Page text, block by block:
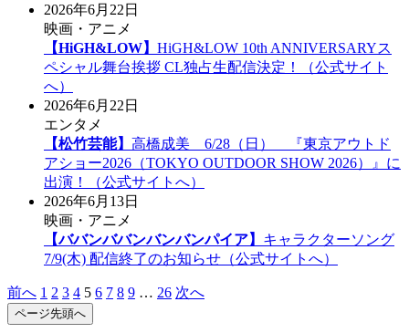
2026年6月22日
映画・アニメ
【HiGH&LOW】 HiGH&LOW 10th ANNIVERSARYス
ペシャル舞台挨拶 CL独占生配信決定！（公式サイト
へ）
2026年6月22日
エンタメ
【松竹芸能】 高橋成美 6/28（日） 『東京アウトド
アショー2026（TOKYO OUTDOOR SHOW 2026）』に
出演！（公式サイトへ）
2026年6月13日
映画・アニメ
【ババンババンバンバンパイア】 キャラクターソング
7/9(木) 配信終了のお知らせ（公式サイトへ）
前へ 1 2 3 4 5 6 7 8 9 … 26 次へ
ページ先頭へ